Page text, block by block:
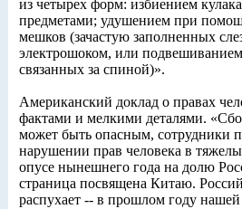
из четырех форм: избиением
предметами; удушением при
мешков (зачастую заполненных
электрошоком, или подвешиванием
связанных за спиной)».
Американский доклад о правах
фактами и мелкими деталями.
может быть опасным, сотрудники
нарушении прав человека в
опусе нынешнего года на долю
страница посвящена Китаю.
распухает -- в прошлом году